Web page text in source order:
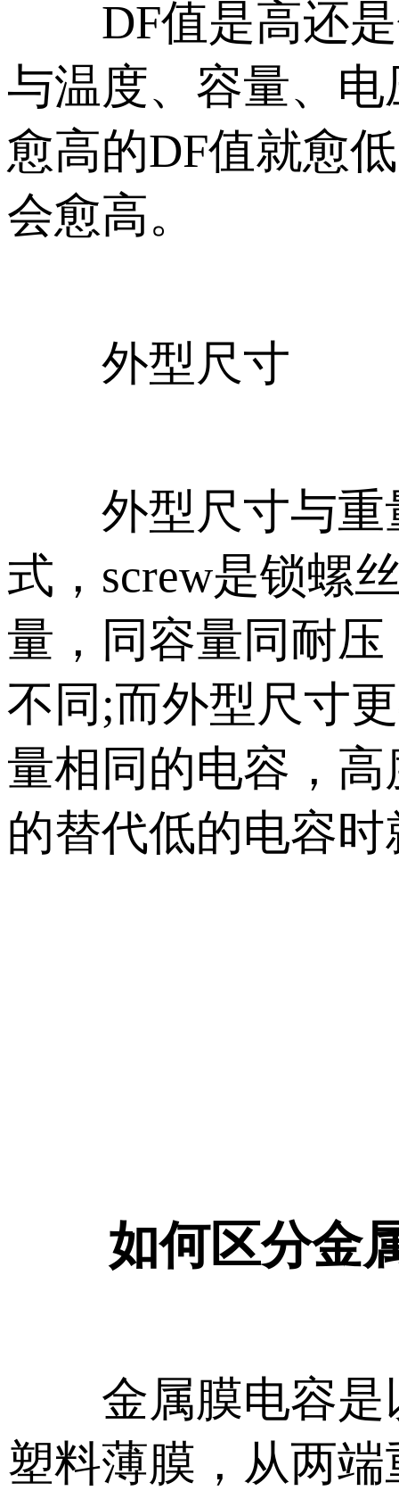
DF值是高还是
与温度、容量、
愈高的DF值就愈
会愈高。
外型尺寸
外型尺寸与重量
式，screw是锁螺
量，同容量同耐
不同;而外型尺寸
量相同的电容，
的替代低的电容
如何区分金属
金属膜电容是
塑料薄膜，从两